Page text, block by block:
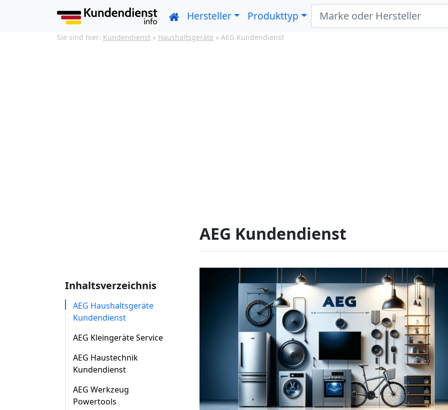
Hersteller Produkttyp
Sie sind hier: Kundendienst » Haushaltsgeräte » AEG Kundendienst
AEG Kundendienst
Inhaltsverzeichnis
AEG Haushaltsgeräte
Kundendienst
AEG Kleingeräte Service
AEG Haustechnik
Kundendienst
AEG Werkzeug
Powertools